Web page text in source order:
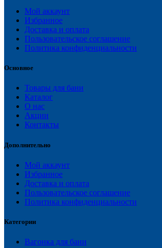
Мой аккаунт
Избранное
Доставка и оплата
Пользовательское соглашение
Политика конфиденциальности
Основное
Товары для бани
Каталог
О нас
Акции
Контакты
Дополнительно
Мой аккаунт
Избранное
Доставка и оплата
Пользовательское соглашение
Политика конфиденциальности
Категории
Вагонка для бани